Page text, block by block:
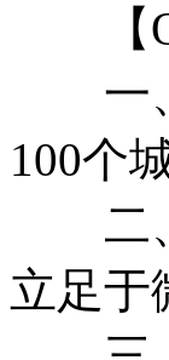
【
一、
100个
二、
立足于